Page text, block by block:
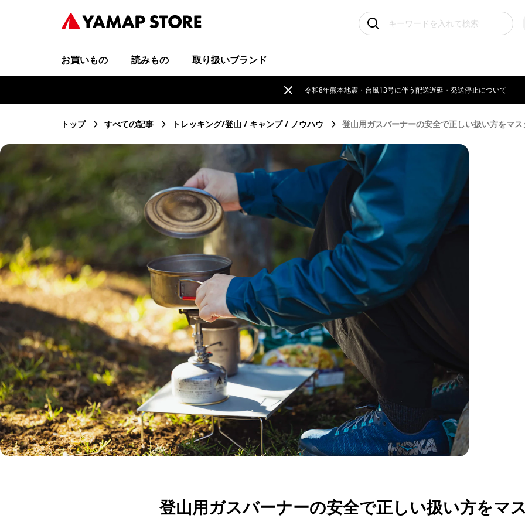
お買いもの 読みもの 取り扱いブランド
令和8年熊本地震・台風13号に伴う配送遅延・発送停止について
トップ すべての記事 トレッキング/登山 キャンプ ノウハウ 登山用ガスバーナーの安全で正しい扱い方をマ
登山用ガスバーナーの安全で正しい扱い方をマ